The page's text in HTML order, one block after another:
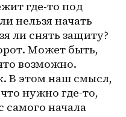
где-то под
нельзя начать
ли снять защиту?
Может быть,
возможно.
В этом наш смысл,
нужно где-то,
самого начала